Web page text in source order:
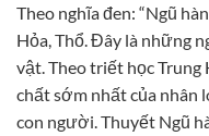
Theo nghĩa đen: “Ngũ
Hỏa, Thổ. Đây là những
vật. Theo triết học Trung
chất sớm nhất của nhân
con người. Thuyết Ngũ